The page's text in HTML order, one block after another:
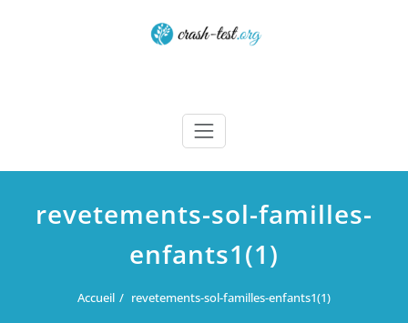
revetements-sol-familles-
enfants1(1)
Accueil revetements-sol-familles-enfants1(1)